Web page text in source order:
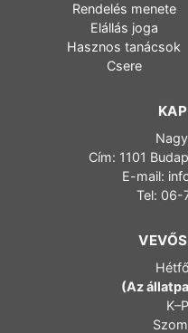
Rendelés menete
Elállás joga
Hasznos tanácsok
Csere
Cím: 1101
E-mail:
Tel:
(Az